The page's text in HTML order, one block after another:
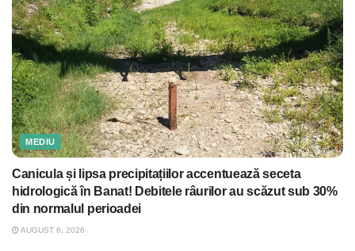
MEDIU
Canicula și lipsa precipitațiilor accentuează seceta
hidrologică în Banat! Debitele râurilor au scăzut sub 30%
din normalul perioadei
AUGUST 6, 2026